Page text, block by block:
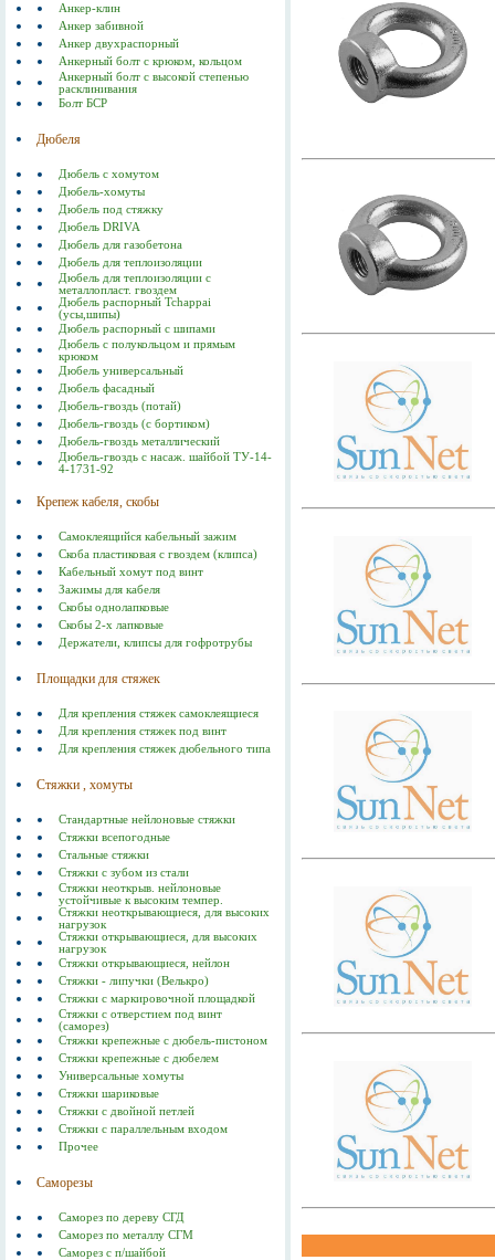
Анкер-клин
Анкер забивной
Анкер двухраспорный
Анкерный болт с крюком, кольцом
Анкерный болт с высокой степенью
расклинивания
Болт БСР
Дюбеля
Дюбель с хомутом
Дюбель-хомуты
Дюбель под стяжку
Дюбель DRIVA
Дюбель для газобетона
Дюбель для теплоизоляции
Дюбель для теплоизоляции с
металлопласт. гвоздем
Дюбель распорный Tchappai
(усы,шипы)
Дюбель распорный с шипами
Дюбель с полукольцом и прямым
крюком
Дюбель универсальный
Дюбель фасадный
Дюбель-гвоздь (потай)
Дюбель-гвоздь (с бортиком)
Дюбель-гвоздь металлический
Дюбель-гвоздь с насаж. шайбой ТУ-14-
4-1731-92
Крепеж кабеля, скобы
Самоклеящийся кабельный зажим
Скоба пластиковая с гвоздем (клипса)
Кабельный хомут под винт
Зажимы для кабеля
Скобы однолапковые
Скобы 2-х лапковые
Держатели, клипсы для гофротрубы
Площадки для стяжек
Для крепления стяжек самоклеящиеся
Для крепления стяжек под винт
Для крепления стяжек дюбельного типа
Стяжки , хомуты
Стандартные нейлоновые стяжки
Стяжки всепогодные
Стальные стяжки
Cтяжки с зубом из стали
Стяжки неоткрыв. нейлоновые
устойчивые к высоким темпер.
Стяжки неоткрывающиеся, для высоких
нагрузок
Стяжки открывающиеся, для высоких
нагрузок
Стяжки открывающиеся, нейлон
Стяжки - липучки (Велькро)
Стяжки с маркировочной площадкой
Стяжки с отверстием под винт
(саморез)
Стяжки крепежные с дюбель-пистоном
Стяжки крепежные с дюбелем
Универсальные хомуты
Стяжки шариковые
Стяжки с двойной петлей
Стяжки с параллельным входом
Прочее
Саморезы
Саморез по дереву СГД
Саморез по металлу СГМ
Саморез с п/шайбой